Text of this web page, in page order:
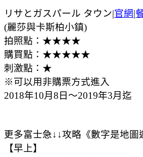
リサとガスパール タウン|官網|
(麗莎與卡斯柏小鎮)
拍照點：★★★★
購買點：★★★★★
刺激點：★
※可以用非購票方式進入
2018年10月8日～2019年3月迄
更多富士急↓↓攻略《數字是地圖
【早上】